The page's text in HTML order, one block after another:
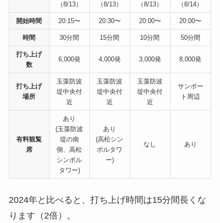
（8/13）
（8/13）
（8/13）
（8/14）
開始時間 20:15〜 20:30〜 20:00〜 20:00〜
時間 30分間 15分間 10分間 50分間
打ち上げ
数
6,000発 4,000発 3,000発 8,000発
打ち上げ
場所
玉藻防波
堤中央付
近
玉藻防波
堤中央付
近
玉藻防波
堤中央付
近
サンポー
ト周辺
有料観覧
席
あり
(玉藻防波
堤の南
側、高松
シンボル
タワー)
あり
(高松シン
ボルタワ
ー)
なし あり
2024年と比べると、打ち上げ時間は15分間長くな
ります（2倍）。